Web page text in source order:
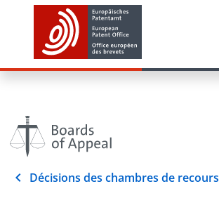
Décisions des chambres de recours